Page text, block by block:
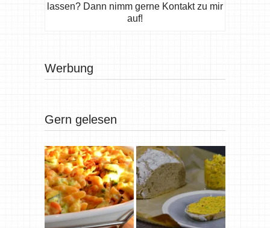
lassen? Dann nimm gerne Kontakt zu mir
auf!
Werbung
Gern gelesen